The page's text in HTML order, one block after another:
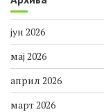
јун 2026
мај 2026
април 2026
март 2026